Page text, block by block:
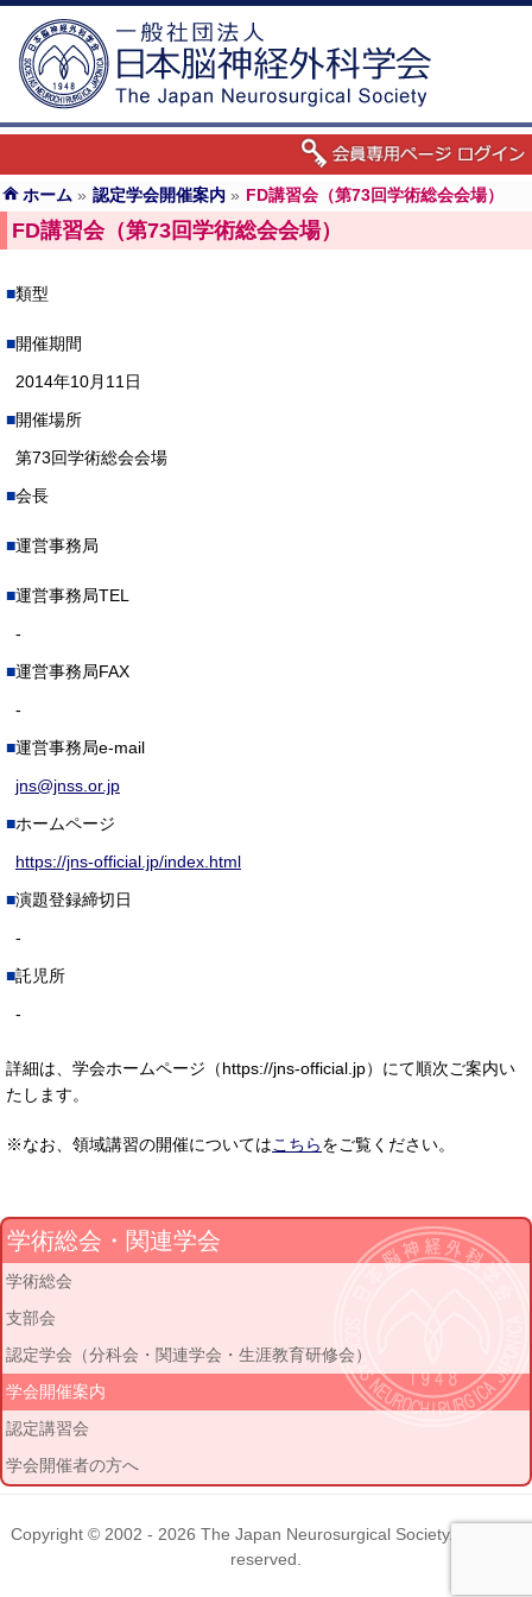
ホーム » 認定学会開催案内 » FD講習会（第73回学術総会会場）
FD講習会（第73回学術総会会場）
類型
開催期間
2014年10月11日
開催場所
第73回学術総会会場
会長
運営事務局
運営事務局TEL
-
運営事務局FAX
-
運営事務局e-mail
jns@jnss.or.jp
ホームページ
https://jns-official.jp/index.html
演題登録締切日
-
託児所
-
詳細は、学会ホームページ（https://jns-official.jp）にて順次ご案内い
たします。
※なお、領域講習の開催についてはこちらをご覧ください。
学術総会・関連学会
学術総会
支部会
認定学会（分科会・関連学会・生涯教育研修会）
学会開催案内
認定講習会
学会開催者の方へ
Copyright © 2002 - 2026 The Japan Neurosurgical Society. All rights
reserved.